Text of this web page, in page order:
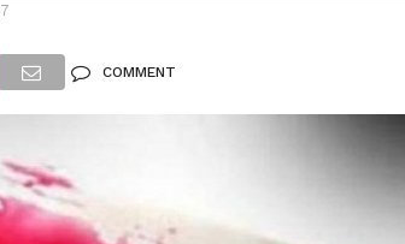
COMMENT